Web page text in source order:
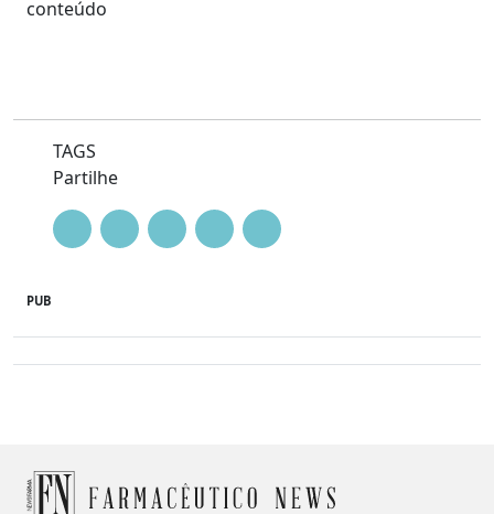
conteúdo
TAGS
Partilhe
PUB